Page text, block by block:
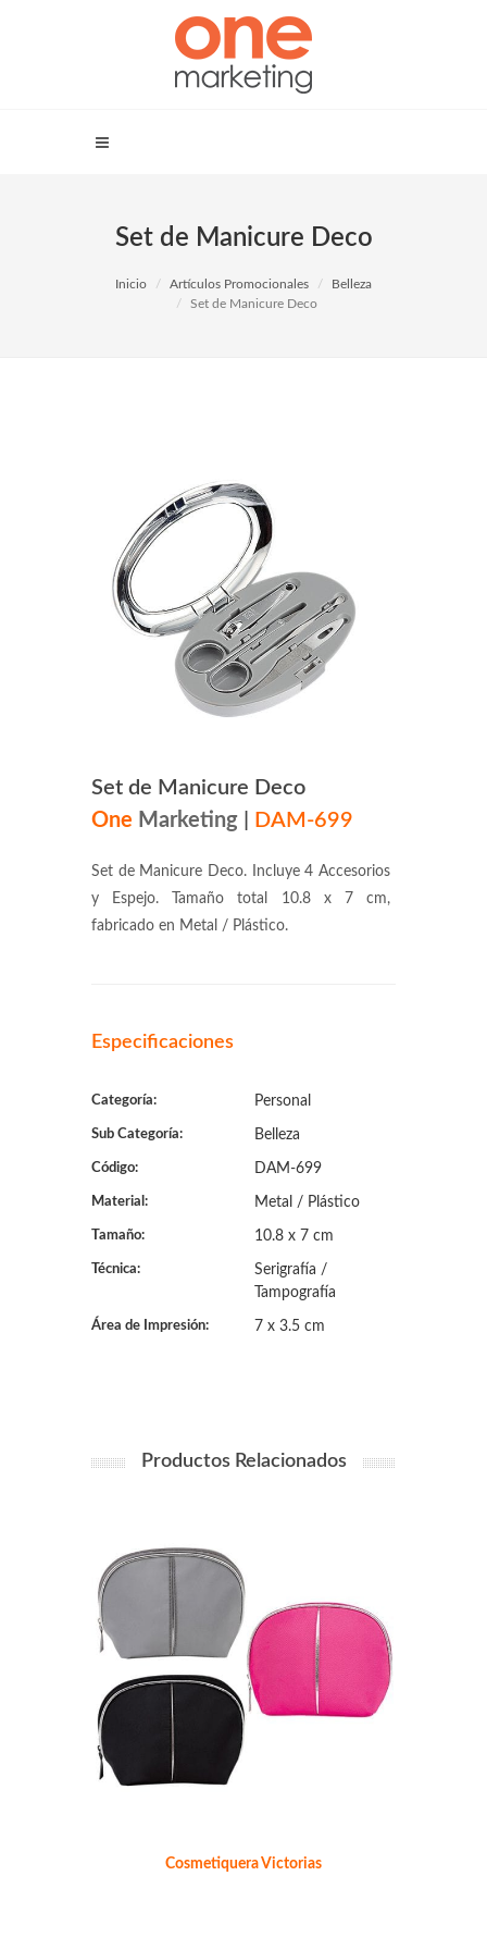
Set de Manicure Deco
Inicio Artículos Promocionales
Belleza
Set de Manicure Deco
Set de Manicure Deco
One Marketing DAM-699
Set de Manicure Deco. Incluye 4 Accesorios
y Espejo. Tamaño total 10.8 x 7 cm,
fabricado en Metal / Plástico.
Especificaciones
Categoría: Personal
Sub Categoría: Belleza
Código: DAM-699
Material: Metal / Plástico
Tamaño: 10.8 x 7 cm
Técnica:
Serigrafía /
Tampografía
Área de Impresión: 7 x 3.5 cm
Productos Relacionados
Cosmetiquera Victorias